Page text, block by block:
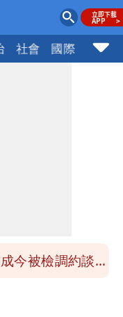
社會 國際 財經
平台「租人頭」
成今被檢調約談